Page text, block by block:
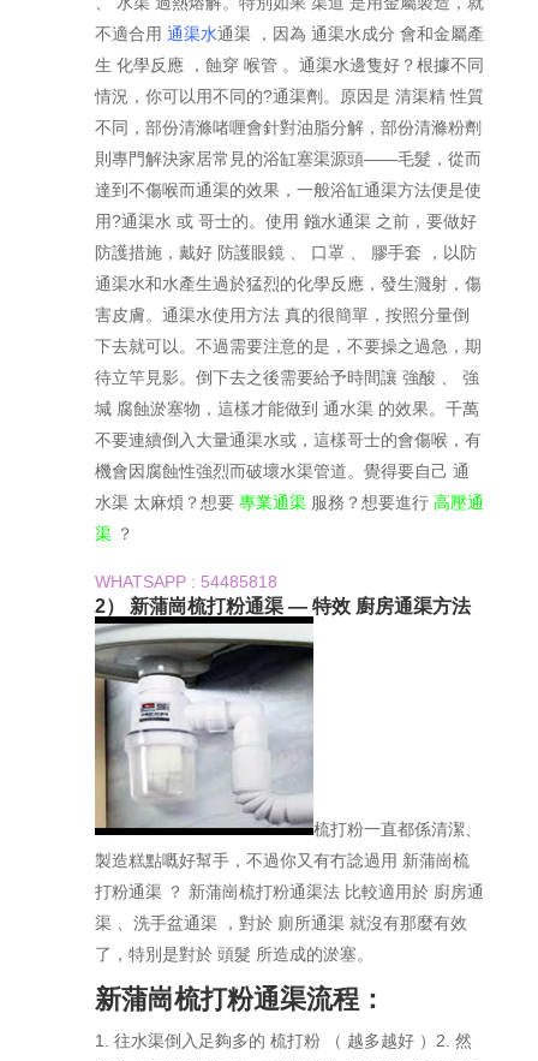
不適合用 通渠水通渠 ，因為 通渠水成分 會和金屬產
生 化學反應 ，蝕穿 喉管 。通渠水邊隻好？根據不同
情況，你可以用不同的?通渠劑。原因是 清渠精 性質
不同，部份清滌啫喱會針對油脂分解，部份清滌粉劑
則專門解決家居常見的浴缸塞渠源頭——毛髮，從而
達到不傷喉而通渠的效果，一般浴缸通渠方法便是使
用?通渠水 或 哥士的。使用 鏹水通渠 之前，要做好
防護措施，戴好 防護眼鏡 、 口罩 、 膠手套 ，以防
通渠水和水產生過於猛烈的化學反應，發生濺射，傷
害皮膚。通渠水使用方法 真的很簡單，按照分量倒
下去就可以。不過需要注意的是，不要操之過急，期
待立竿見影。倒下去之後需要給予時間讓 強酸 、 強
堿 腐蝕淤塞物，這樣才能做到 通水渠 的效果。千萬
不要連續倒入大量通渠水或，這樣哥士的會傷喉，有
機會因腐蝕性強烈而破壞水渠管道。覺得要自己 通
水渠 太麻煩？想要 專業通渠服務？想要進行 高壓通
渠？
WHATSAPP : 54485818
2） 新蒲崗梳打粉通渠 — 特效 廚房通渠方法
梳打粉一直都係清潔、
製造糕點嘅好幫手，不過你又有冇諗過用 新蒲崗梳
打粉通渠 ？ 新蒲崗梳打粉通渠法 比較適用於 廚房通
渠 、洗手盆通渠 ，對於 廁所通渠 就沒有那麼有效
了，特別是對於 頭髮 所造成的淤塞。
新蒲崗梳打粉通渠流程：
1. 往水渠倒入足夠多的 梳打粉 （ 越多越好 ）2. 然